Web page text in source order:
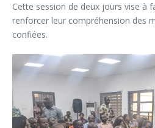
Cette session de deux jours vise à
renforcer leur compréhension des
confiées.